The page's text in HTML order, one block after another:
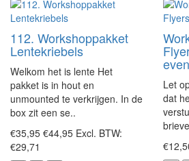
112. Workshoppakket
Lentekriebels
Welkom het is lente Het
pakket is in hout en
unmounted te verkrijgen. In de
box zit een se..
€35,95 €44,95 Excl. BTW:
€29,71
Let
dat